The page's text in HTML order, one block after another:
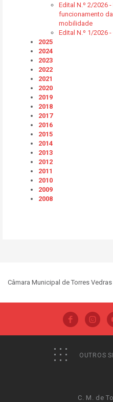
Edital N.º 2/2026
funcionamento
mobilidade
Edital N.º 1/2026
2025
2024
2023
2022
2021
2020
2019
2018
2017
2016
2015
2014
2013
2012
2011
2010
2009
2008
Câmara Municipal de Torres
OUTROS
C. M. de